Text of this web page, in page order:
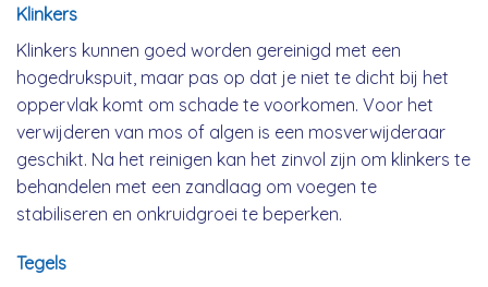
Klinkers
Klinkers kunnen goed worden gereinigd met een
hogedrukspuit, maar pas op dat je niet te dicht bij het
oppervlak komt om schade te voorkomen. Voor het
verwijderen van mos of algen is een mosverwijderaar
geschikt. Na het reinigen kan het zinvol zijn om klinkers te
behandelen met een zandlaag om voegen te
stabiliseren en onkruidgroei te beperken.
Tegels